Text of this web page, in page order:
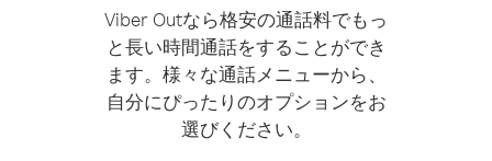
Viber Outなら格安の通話料でもっ
と長い時間通話をすることができ
ます。様々な通話メニューから、
自分にぴったりのオプションをお
選びください。